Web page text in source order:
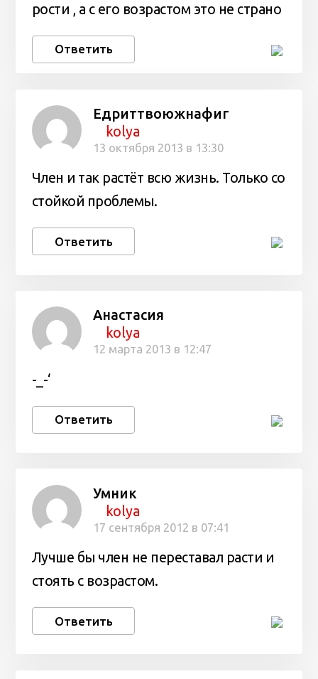
рости , а с его возрастом это не страно
Ответить
Едриттвоюжнафиг
kolya
13 октября 2013 в 13:30
Член и так растёт всю жизнь. Только со
стойкой проблемы.
Ответить
Анастасия
kolya
12 марта 2013 в 12:47
-_-‘
Ответить
Умник
kolya
17 сентября 2012 в 07:41
Лучше бы член не переставал расти и
стоять с возрастом.
Ответить